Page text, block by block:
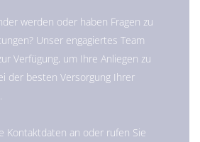
werden oder haben Fragen zu
Unser engagiertes Team
Verfügung, um Ihre Anliegen zu
der besten Versorgung Ihrer
Kontaktdaten an oder rufen Sie